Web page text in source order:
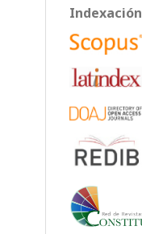
Indexación